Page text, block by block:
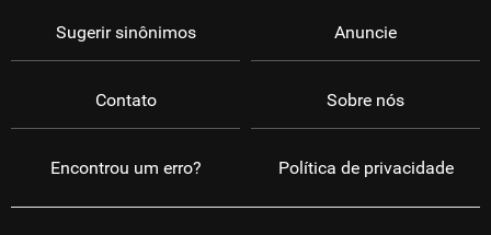
Anuncie
Encontrou um erro?
Sugerir sinônimos
Contato
Política de privacidade
Sobre nós